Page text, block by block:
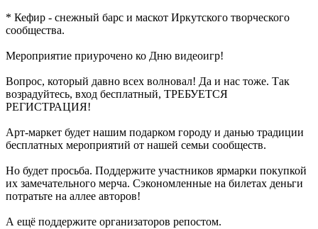
* Кефир - снежный барс и маскот Иркутского творческого
сообщества.
Мероприятие приурочено ко Дню видеоигр!
Вопрос, который давно всех волновал! Да и нас тоже. Так
возрадуйтесь, вход бесплатный, ТРЕБУЕТСЯ
РЕГИСТРАЦИЯ!
Арт-маркет будет нашим подарком городу и данью традиции
бесплатных мероприятий от нашей семьи сообществ.
Но будет просьба. Поддержите участников ярмарки покупкой
их замечательного мерча. Сэкономленные на билетах деньги
потратьте на аллее авторов!
А ещё поддержите организаторов репостом.